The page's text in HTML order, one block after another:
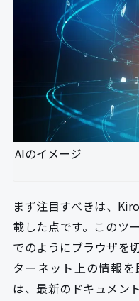
AIのイメージ
まず注目すべきは、
載した点です。このツ
でのようにブラウザを
ターネット上の情報
は、最新のドキュメン